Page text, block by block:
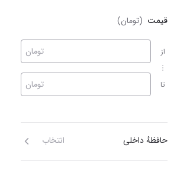
قیمت (تومان)
از
تا
تومان
تومان
حافظهٔ داخلی انتخاب